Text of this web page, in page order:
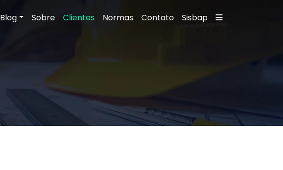
Blog Sobre Clientes Normas Contato Sisbap